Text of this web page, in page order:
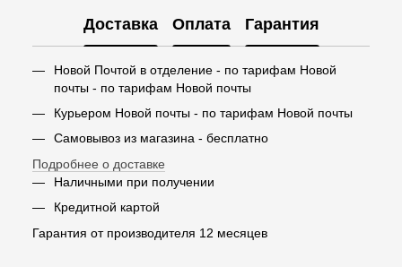
Доставка Оплата Гарантия
Новой Почтой в отделение - по тарифам Новой
почты - по тарифам Новой почты
Курьером Новой почты - по тарифам Новой почты
Самовывоз из магазина - бесплатно
Подробнее о доставке
Наличными при получении
Кредитной картой
Гарантия от производителя 12 месяцев